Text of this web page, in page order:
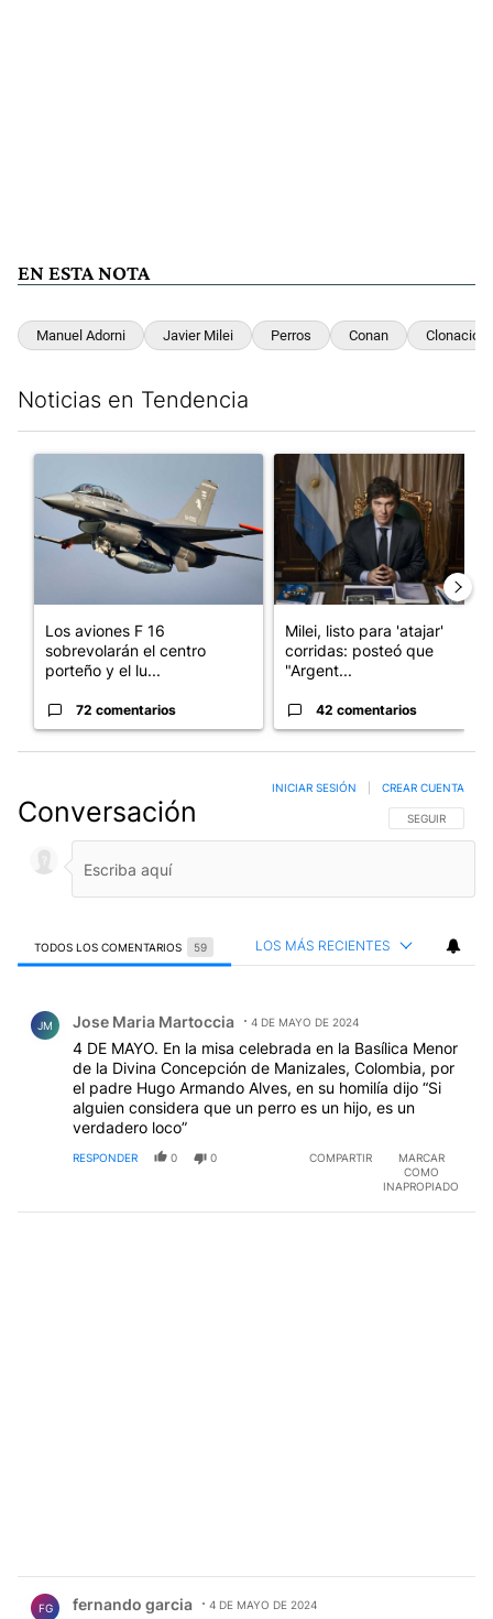
EN ESTA NOTA
Manuel Adorni Javier Milei Perros Conan Clonación
Noticias en Tendencia
Un artículo de tendencia con el título "Los aviones F 16
Los aviones F 16
sobrevolarán el centro
porteño y el lu...
72 comentarios
Un artículo de tendencia
Milei, listo para 'atajar'
corridas: posteó que
"Argent...
42 comentarios
Conversación SIGA ESTA
SEGUIR
INICIAR SESIÓN CREAR CUENTA
TODOS LOS COMENTARIOS 59 LOS MÁS RECIENTES
JM Jose Maria Martoccia 4 DE MAYO DE 2024
4 DE MAYO. En la misa celebrada en la Basílica Menor
de la Divina Concepción de Manizales, Colombia, por
el padre Hugo Armando Alves, en su homilía dijo “Si
alguien considera que un perro es un hijo, es un
verdadero loco”
RESPONDER 0 0 COMPARTIR
MARCAR
COMO
INAPROPIADO
FG fernando garcia 4 DE MAYO DE 2024